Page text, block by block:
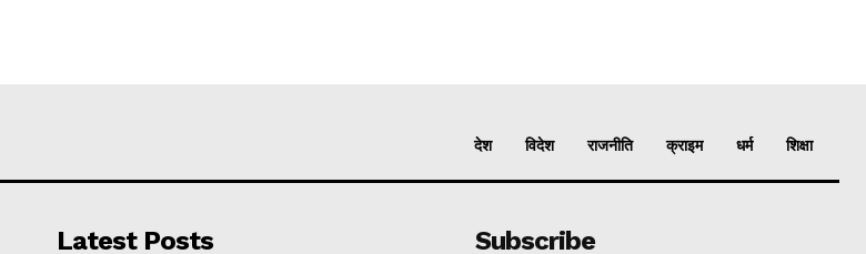
देश विदेश राजनीति क्राइम धर्म शिक्षा
Latest Posts Subscribe